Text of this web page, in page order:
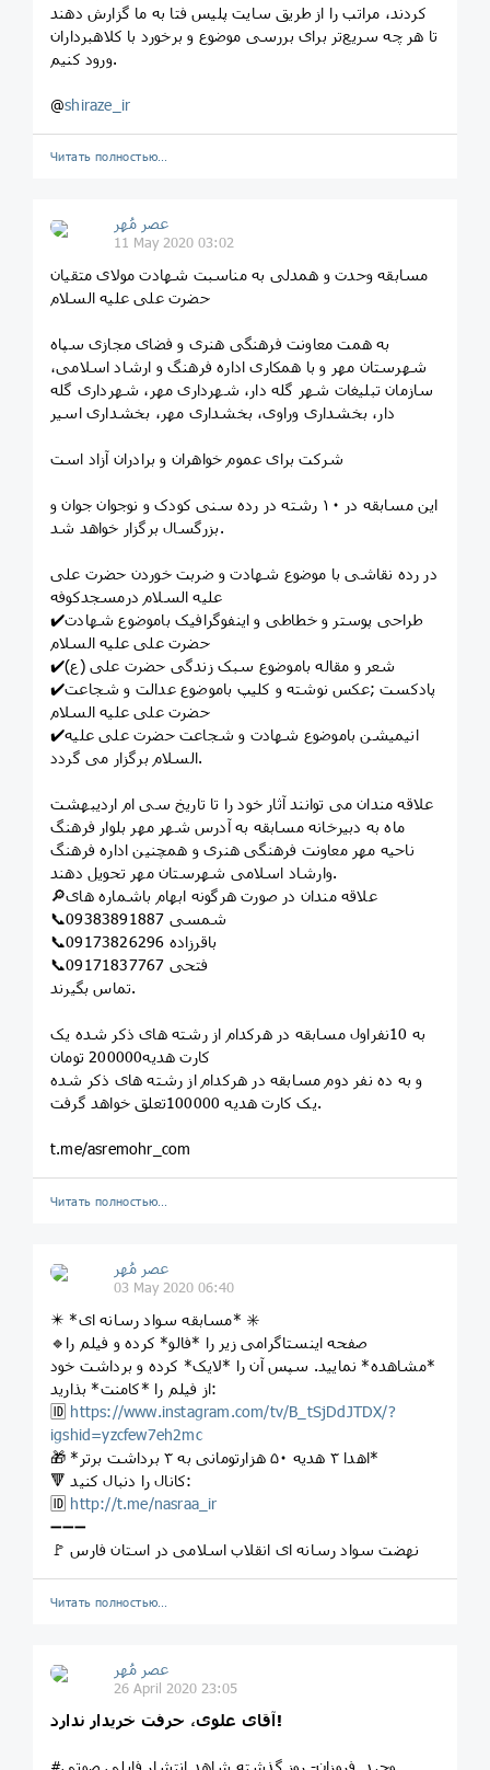
کردند، مراتب را از طریق سایت پلیس فتا به ما گزارش دهند
تا هر چه سریع‌تر برای بررسی موضوع و برخورد با کلاهبرداران
ورود کنیم.
@shiraze_ir
Читать полностью…
عصر مُهر
11 May 2020 03:02
مسابقه وحدت و همدلی به مناسبت شهادت مولای متقیان
حضرت علی علیه السلام
به همت معاونت فرهنگی هنری و فضای مجازی سپاه
شهرستان مهر و با همکاری اداره فرهنگ و ارشاد اسلامی،
سازمان تبلیغات شهر گله دار، شهرداری مهر، شهرداری گله
دار، بخشداری وراوی، بخشداری مهر، بخشداری اسیر
شرکت برای عموم خواهران و برادران آزاد است
این مسابقه در ۱۰ رشته در رده سنی کودک و نوجوان جوان و
بزرگسال برگزار خواهد شد.
در رده نقاشی با موضوع شهادت و ضربت خوردن حضرت علی
علیه السلام درمسجدکوفه
✔️طراحی پوستر و خطاطی و اینفوگرافیک باموضوع شهادت
حضرت علی علیه السلام
✔️شعر و مقاله باموضوع سبک زندگی حضرت علی (ع)
✔️پادکست ;عکس نوشته و کلیپ باموضوع عدالت و شجاعت
حضرت علی علیه السلام
✔️انیمیشن باموضوع شهادت و شجاعت حضرت علی علیه
السلام برگزار می گردد.
علاقه مندان می توانند آثار خود را تا تاریخ سی ام اردیبهشت
ماه به دبیرخانه مسابقه به آدرس شهر مهر بلوار فرهنگ
ناحیه مهر معاونت فرهنگی هنری و همچنین اداره فرهنگ
وارشاد اسلامی شهرستان مهر تحویل دهند.
🔎علاقه مندان در صورت هرگونه ابهام باشماره های
📞09383891887 شمسی
📞09173826296 باقرزاده
📞09171837767 فتحی
تماس بگیرند.
به 10نفراول مسابقه در هرکدام از رشته های ذکر شده یک
کارت هدیه200000 تومان
و به ده نفر دوم مسابقه در هرکدام از رشته های ذکر شده
یک کارت هدیه 100000تعلق خواهد گرفت.
t.me/asremohr_com
Читать полностью…
عصر مُهر
03 May 2020 06:40
✴️ *مسابقه سواد رسانه ای* ✳️
🔹صفحه اینستاگرامی زیر را *فالو* کرده و فیلم را
*مشاهده* نمایید. سپس آن را *لایک* کرده و برداشت خود
از فیلم را *کامنت* بذارید:
🆔 https://www.instagram.com/tv/B_tSjDdJTDX/?
igshid=yzcfew7eh2mc
🎁 *اهدا ۳ هدیه ۵۰ هزارتومانی به ۳ برداشت برتر*
🔻 کانال را دنبال کنید:
🆔 http://t.me/nasraa_ir
➖➖➖
🚩 نهضت سواد رسانه ای انقلاب اسلامی در استان فارس
Читать полностью…
عصر مُهر
26 April 2020 23:05
آقای علوی، حرفت خریدار ندارد!